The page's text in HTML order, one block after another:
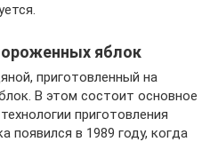
яблок
приготовленный на
В этом состоит основное
приготовления
появился в 1989 году, когда